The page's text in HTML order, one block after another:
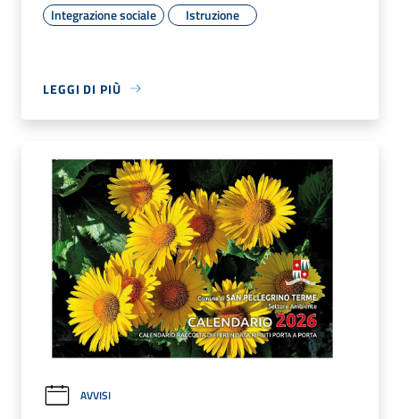
Integrazione sociale
Istruzione
LEGGI DI PIÙ
AVVISI